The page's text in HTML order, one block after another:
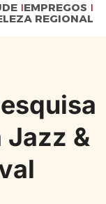
EMPREGOS
REGIONAL
Jazz &